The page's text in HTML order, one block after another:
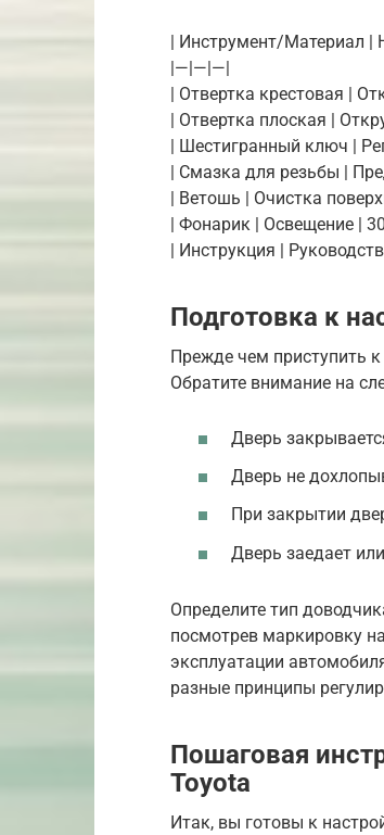
| Инструмент/Материал |
|—|—|—|
| Отвертка крестовая |
| Отвертка плоская |
| Шестигранный ключ |
| Смазка для резьбы |
| Ветошь | Очистка
| Фонарик | Освещение |
| Инструкция |
Подготовка к
Прежде чем приступить
Обратите внимание на
Дверь
Дверь не
При закрытии
Дверь заедает
Определите тип
посмотрев маркировку
эксплуатации
разные принципы
Пошаговая
Toyota
Итак, вы готовы к